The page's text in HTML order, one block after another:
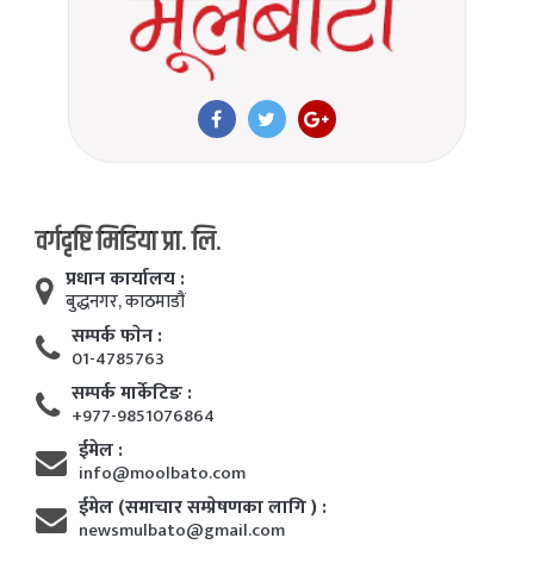
वर्गदृष्टि मिडिया प्रा. लि.
प्रधान कार्यालय :
बुद्धनगर, काठमाडाैं
सम्पर्क फाेन :
01-4785763
सम्पर्क मार्केटिङ :
+977-9851076864
ईमेल :
info@moolbato.com
ईमेल (समाचार सम्प्रेषणका लागि ) :
newsmulbato@gmail.com